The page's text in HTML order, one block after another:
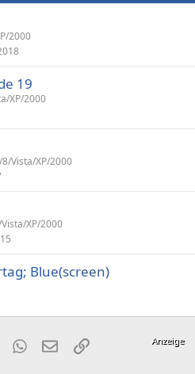
2000
19
XP/2000
Vista/XP/2000
XP/2000
Blue(screen)
WhatsApp
E-MailLink